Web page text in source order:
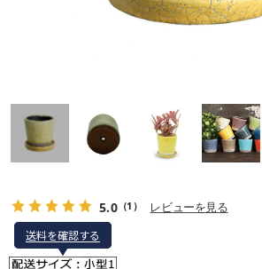
5.0（1） レビューを見る
送料を確認する
送料を確認する